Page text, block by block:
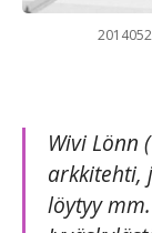
Wivi Lönn
arkkitehti,
löytyy